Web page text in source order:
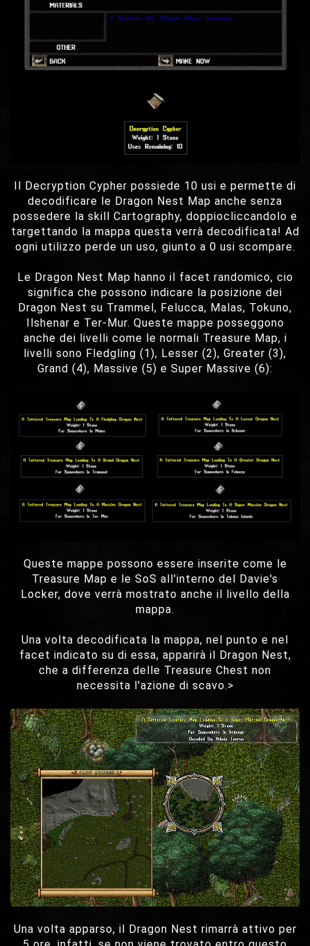
Il Decryption Cypher possiede 10 usi e permette di
decodificare le Dragon Nest Map anche senza
possedere la skill Cartography, doppiocliccandolo e
targettando la mappa questa verrà decodificata! Ad
ogni utilizzo perde un uso, giunto a 0 usi scompare.
Le Dragon Nest Map hanno il facet randomico, cio
significa che possono indicare la posizione dei
Dragon Nest su Trammel, Felucca, Malas, Tokuno,
Ilshenar e Ter-Mur. Queste mappe posseggono
anche dei livelli come le normali Treasure Map, i
livelli sono Fledgling (1), Lesser (2), Greater (3),
Grand (4), Massive (5) e Super Massive (6):
Queste mappe possono essere inserite come le
Treasure Map e le SoS all'interno del Davie's
Locker, dove verrà mostrato anche il livello della
mappa.
Una volta decodificata la mappa, nel punto e nel
facet indicato su di essa, apparirà il Dragon Nest,
che a differenza delle Treasure Chest non
necessita l'azione di scavo.>
Una volta apparso, il Dragon Nest rimarrà attivo per